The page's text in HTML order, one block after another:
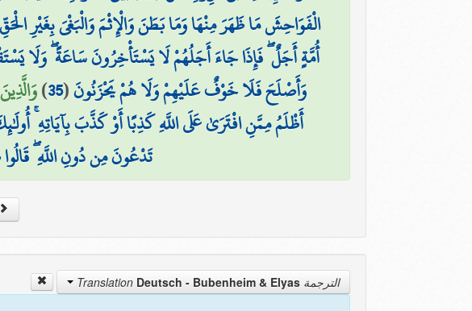
الْفَوَاحِشَ مَا ظَهَرَ مِنْهَا وَمَا بَطَنَ وَالْإِثْمَ وَالْبَغْيَ بِغَيْرِ
أُمَّةٍ أَجَلٌ ۖ فَإِذَا جَاءَ أَجَلُهُمْ لَا يَسْتَأْخِرُونَ سَاعَةً ۖ وَلَا
وَأَصْلَحَ فَلَا خَوْفٌ عَلَيْهِمْ وَلَا هُمْ يَحْزَنُونَ(
35
)
أَظْلَمُ مِمَّنِ افْتَرَىٰ عَلَى اللَّهِ كَذِبًا أَوْ كَذَّبَ بِآيَاتِهِ
تَدْعُونَ مِن دُونِ اللَّهِ
الترجمة Translation Deutsch - Bubenheim & Elyas